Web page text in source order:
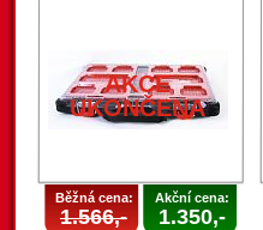
AKCE
UKONČENA
Běžná cena:
1.566,-
Akční cena:
1.350,-